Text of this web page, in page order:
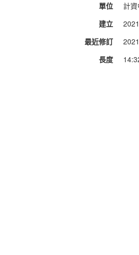
單位
計
建立
最近修訂
長度